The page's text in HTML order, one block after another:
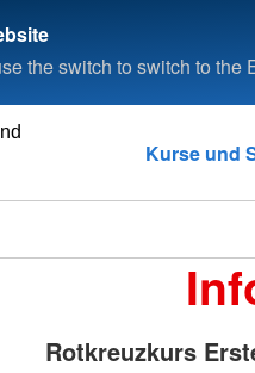
the switch to switch to the
Kurse und
Rotkreuzkurs